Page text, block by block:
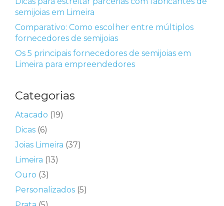
semijoias em Limeira
Comparativo: Como escolher entre múltiplos
fornecedores de semijoias
Os 5 principais fornecedores de semijoias em
Limeira para empreendedores
Categorias
Atacado (19)
Dicas (6)
Joias Limeira (37)
Limeira (13)
Ouro (3)
Personalizados (5)